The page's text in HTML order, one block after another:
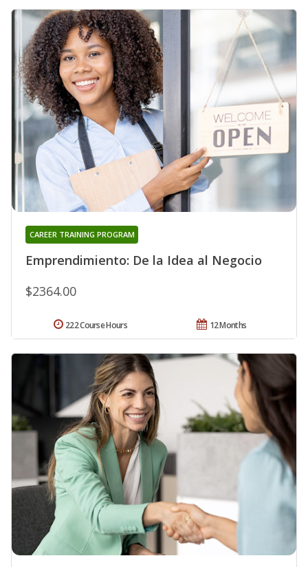
Emprendimiento: De la Idea al Negocio
CAREER TRAINING PROGRAM
$2364.00
12 Months
222 Course Hours